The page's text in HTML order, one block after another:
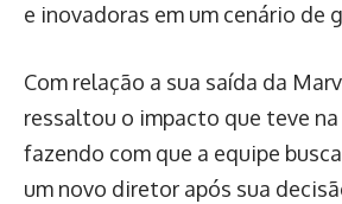
e inovadoras em um cenário de
Com relação a sua saída da
ressaltou o impacto que teve na
fazendo com que a equipe
um novo diretor após sua